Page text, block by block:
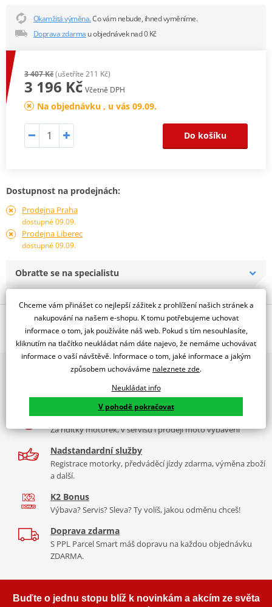
Okamžitá výměna.Co vám nebude, ihned vyměníme.
Doprava zdarma u objednávek nad 0 Kč
3 407 Kč(ušetříte 211 Kč)
3 196 Kč Včetně DPH
Na objednávku , u vás 09.09.
Do košíku
Dostupnost na prodejnách:
Prodejna Praha
dostupné 09.09.
Prodejna Liberec
dostupné 09.09.
Obraťte se na specialistu
Popis a parametry
Jsme autorizovaný
dealer značky EK + SUPERSPROX
Řetězová sada - Řetěz EK, řada SRX2, těsněný QX-kroužkem.
Ocelové kolečko a rozeta SUPERSPROX.
Řetěz 520 SRX2
tím, že má jako jediný na trhu ZST (samozřejmě kromě typu MVXZ).
Typické motorky: Honda NC 750S, Kawasaki KLR 650, KTM 690
Enduro/Duke, zároveň se šikne pro sportovní endura a závody
Řada SRX
střední třída, ze které si vybere prakticky každý, prakticky pro
každou motorku, včetně závodních mašin, čtyřkolek. Má QX
2x multibrand showroom
9 značek motocyklů, servis, oblečení, doplňky i náhradní
díly, to vše v Praze a Liberci
Více než 30 let zkušeností
Za řídítky motorek, v servisu i prodeji moto vybavení
Nadstandardní služby
Registrace motorky, předváděcí jízdy zdarma, výměna zboží
a další.
K2 Bonus
Výbava? Servis? Sleva? Ty volíš, jakou odměnu chceš!
Doprava zdarma
S PPL Parcel Smart máš dopravu na každou objednávku
ZDARMA.
Buďte o jednu stopu blíž k novinkám a akcím ze světa
Chceme vám přinášet co nejlepší zážitek z prohlížení našich stránek a
nakupování na našem e-shopu. K tomu potřebujeme uchovat
informace o tom, jak používáte náš web. Pokud s tím nesouhlasíte,
kliknutím na tlačítko neukládat nám dáte najevo, že nemáme uchovávat
informace o vaší návštěvě. Informace o tom, jaké informace a jakým
způsobem uchováváme naleznete zde.
Neukládat info
V pohodě pokračovat